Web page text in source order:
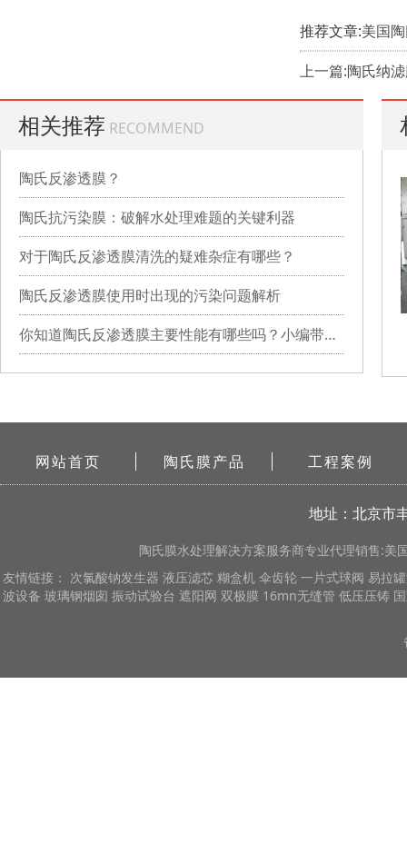
推荐文章:美国
上一篇:陶氏纳
相关推荐 RECOMMEND
陶氏反渗透膜？
陶氏抗污染膜：破解水处理难题的关键利器
对于陶氏反渗透膜清洗的疑难杂症有哪些？
陶氏反渗透膜使用时出现的污染问题解析
你知道陶氏反渗透膜主要性能有哪些吗？小编带你详细了解
网站首页 陶氏膜产品 工程案例
地址：北京市
陶氏膜水处理解决方案服务商专业代理销售:美
友情链接： 次氯酸钠发生器 液压滤芯 糊盒机 伞齿轮 一片式球阀 易拉
波设备 玻璃钢烟囱 振动试验台 遮阳网 双极膜 16mn无缝管 低压压铸